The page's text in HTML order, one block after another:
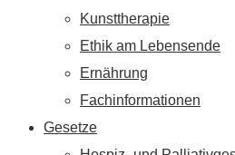
Kunsttherapie
Ethik am Lebensende
Ernährung
Fachinformationen
Gesetze